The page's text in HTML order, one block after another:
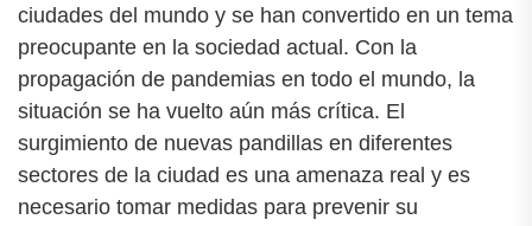
ciudades del mundo y se han convertido en un tema
preocupante en la sociedad actual. Con la
propagación de pandemias en todo el mundo, la
situación se ha vuelto aún más crítica. El
surgimiento de nuevas pandillas en diferentes
sectores de la ciudad es una amenaza real y es
necesario tomar medidas para prevenir su